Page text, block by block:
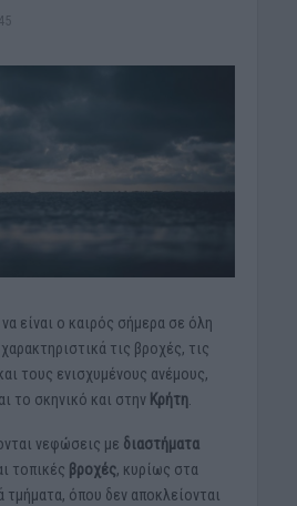
είναι ο καιρός σήμερα σε όλη
τις βροχές, τις
τους ενισχυμένους ανέμους,
το σκηνικό και στην Κρήτη.
νεφώσεις με διαστήματα
τοπικές βροχές, κυρίως στα
τμήματα, όπου δεν αποκλείονται